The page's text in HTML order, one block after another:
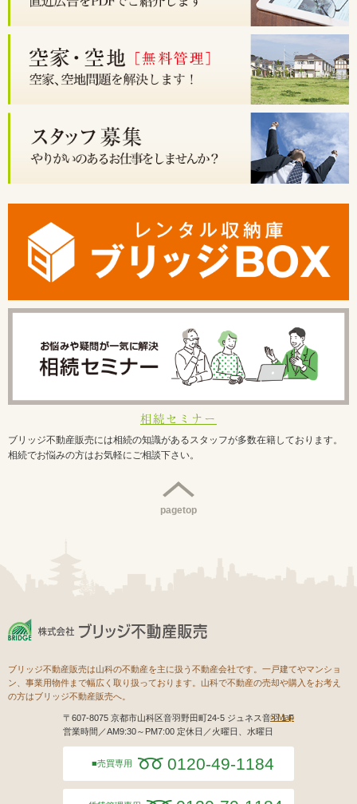
相続セミナー
ブリッジ不動産販売には相続の知識があるスタッフが多数在籍しております。
相続でお悩みの方はお気軽にご相談下さい。
pagetop
ブリッジ不動産販売は山科の不動産を主に扱う不動産会社です。一戸建てやマンショ
ン、事業用物件まで幅広く取り扱っております。山科で不動産の売却や購入をお考え
の方はブリッジ不動産販売へ。
Map
〒607-8075 京都市山科区音羽野田町24-5 ジュネス音羽１F
営業時間／AM9:30～PM7:00 定休日／火曜日、水曜日
売買専用 0120-49-1184